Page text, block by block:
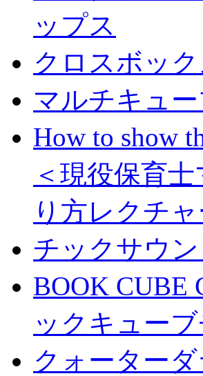
ップス
クロスボッ
マルチキュ
How to show
＜現役保育
り方レクチャ
チックサウ
BOOK
ックキュー
クォーター